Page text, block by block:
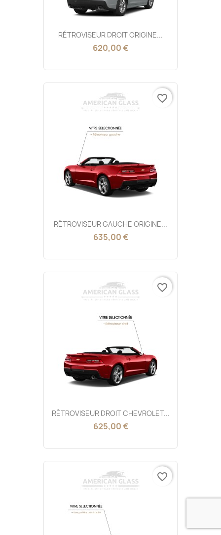
RÉTROVISEUR DROIT ORIGINE...
620,00 €
RÉTROVISEUR GAUCHE ORIGINE...
635,00 €
favorite_border
RÉTROVISEUR DROIT CHEVROLET...
625,00 €
favorite_border
favorite_border